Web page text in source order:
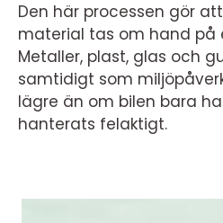
Den här processen gör
material tas om hand på
Metaller, plast, glas och
samtidigt som
lägre än om bilen bara
hanterats felaktigt.